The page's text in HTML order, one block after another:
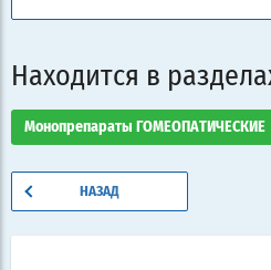
Находится в
Монопрепараты ГОМЕОПАТИЧЕСКИЕ
НАЗАД